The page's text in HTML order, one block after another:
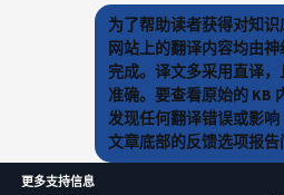
为了帮助读者获得对知
网站上的翻译内容均由
完成。译文多采用直译
准确。要查看原始的 KB
发现任何翻译错误或影
文章底部的反馈选项报告
更多支持信息